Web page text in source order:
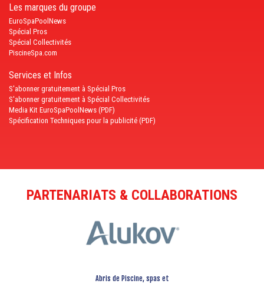
Les marques du groupe
EuroSpaPoolNews
Spécial Pros
Spécial Collectivités
PiscineSpa.com
Services et Infos
S'abonner gratuitement à Spécial Pros
S'abonner gratuitement à Spécial Collectivités
Media Kit EuroSpaPoolNews (PDF)
Spécification Techniques pour la publicité (PDF)
PARTENARIATS & COLLABORATIONS
Abris de Piscine, spas et